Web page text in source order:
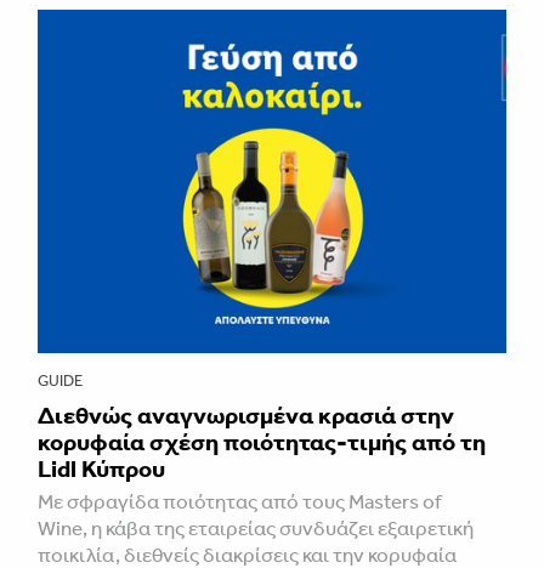
GUIDE
Διεθνώς αναγνωρισμένα κρασιά στην
κορυφαία σχέση ποιότητας-τιμής από τη
Lidl Κύπρου
Με σφραγίδα ποιότητας από τους Masters of
Wine, η κάβα της εταιρείας συνδυάζει εξαιρετική
ποικιλία, διεθνείς διακρίσεις και την κορυφαία